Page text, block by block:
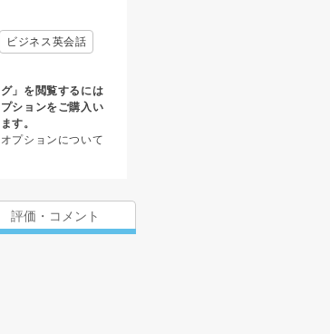
ビジネス英会話
」を閲覧するには
ションをご購入い
す。
プションについて
評価・コメント